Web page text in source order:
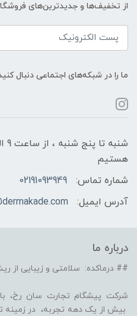
از تخفیف‌ها و جدیدترین‌های
ما را در شبکه‌های اجتماعی دنبال
هستیم
شماره تماس:
02191093949
آدرس ایمیل:
درباره ما
## درماکده: سلامتی و زیبایی از
شرکت پیشگام تجارت سان رخ،
بیش از یک دهه تجربه، در زمینه